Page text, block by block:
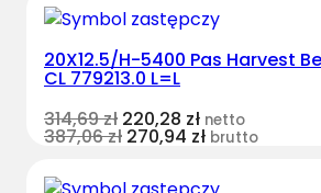
20X12.5/H-5400 Pas Harvest
CL 779213.0 L=L
314,69zł 220,28 zł netto
387,06zł 270,94 zł brutto